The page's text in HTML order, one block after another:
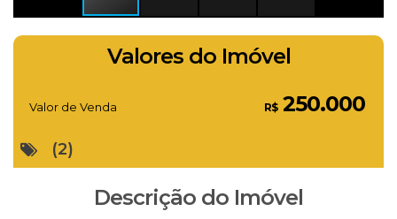
Valores do Imóvel
R$250.000
Valor de Venda
(2)
Descrição do Imóvel